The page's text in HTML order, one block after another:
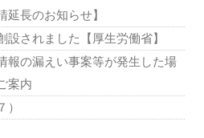
長のお知らせ】
設されました【厚生労働省】
報の漏えい事案等が発生した場
案内